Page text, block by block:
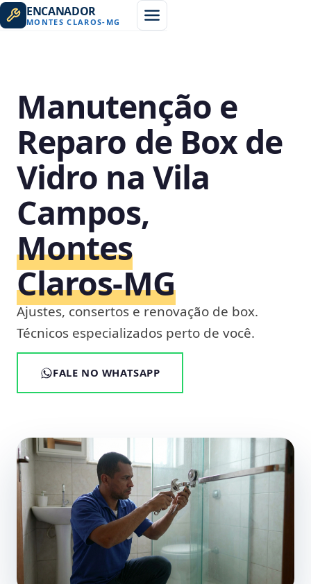
ENCANADOR
MONTES CLAROS- MG
Manutenção e
Reparo de Box de
Vidro na Vila
Campos,
Montes
Claros‑MG
Ajustes, consertos e renovação de box.
Técnicos especializados perto de você.
FALE NO WHATSAPP